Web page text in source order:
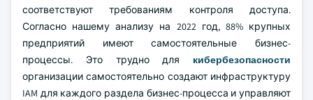
соответствуют требованиям контроля доступа.
Согласно нашему анализу на 2022 год, 88% крупных
предприятий имеют самостоятельные бизнес-
процессы. Это трудно для кибербезопасности
организации самостоятельно создают инфраструктуру
IAM для каждого раздела бизнес-процесса и управляют